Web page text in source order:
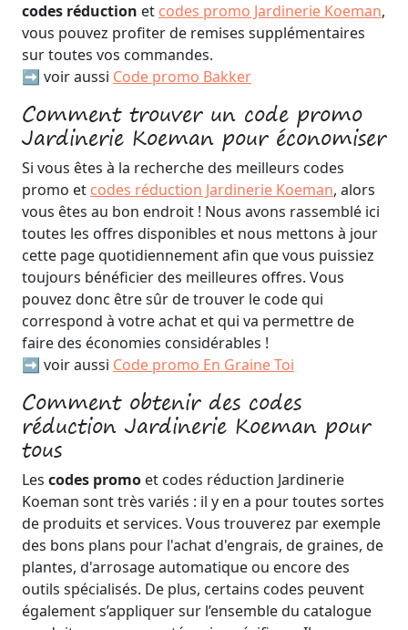
codes réduction et codes promo Jardinerie Koeman,
vous pouvez profiter de remises supplémentaires
sur toutes vos commandes.
➡️ voir aussi Code promo Bakker
Comment trouver un code promo
Jardinerie Koeman pour économiser
Si vous êtes à la recherche des meilleurs codes
promo et codes réduction Jardinerie Koeman, alors
vous êtes au bon endroit ! Nous avons rassemblé ici
toutes les offres disponibles et nous mettons à jour
cette page quotidiennement afin que vous puissiez
toujours bénéficier des meilleures offres. Vous
pouvez donc être sûr de trouver le code qui
correspond à votre achat et qui va permettre de
faire des économies considérables !
➡️ voir aussi Code promo En Graine Toi
Comment obtenir des codes
réduction Jardinerie Koeman pour
tous
Les codes promo et codes réduction Jardinerie
Koeman sont très variés : il y en a pour toutes sortes
de produits et services. Vous trouverez par exemple
des bons plans pour l'achat d'engrais, de graines, de
plantes, d'arrosage automatique ou encore des
outils spécialisés. De plus, certains codes peuvent
également s’appliquer sur l’ensemble du catalogue